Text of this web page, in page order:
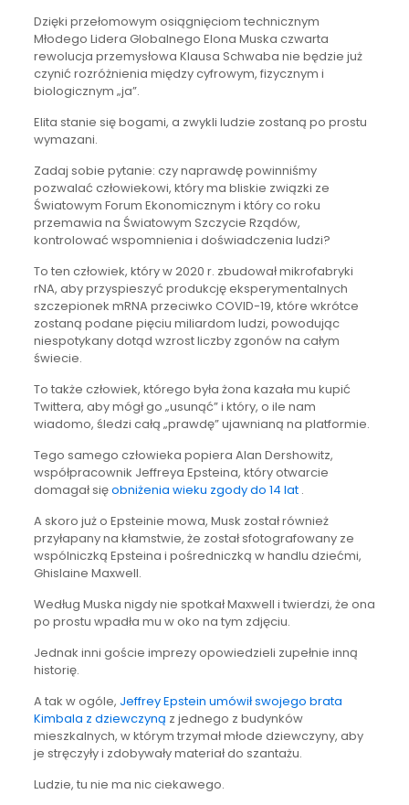
Dzięki przełomowym osiągnięciom technicznym
Młodego Lidera Globalnego Elona Muska czwarta
rewolucja przemysłowa Klausa Schwaba nie będzie już
czynić rozróżnienia między cyfrowym, fizycznym i
biologicznym „ja”.
Elita stanie się bogami, a zwykli ludzie zostaną po prostu
wymazani.
Zadaj sobie pytanie: czy naprawdę powinniśmy
pozwalać człowiekowi, który ma bliskie związki ze
Światowym Forum Ekonomicznym i który co roku
przemawia na Światowym Szczycie Rządów,
kontrolować wspomnienia i doświadczenia ludzi?
To ten człowiek, który w 2020 r. zbudował mikrofabryki
rNA, aby przyspieszyć produkcję eksperymentalnych
szczepionek mRNA przeciwko COVID-19, które wkrótce
zostaną podane pięciu miliardom ludzi, powodując
niespotykany dotąd wzrost liczby zgonów na całym
świecie.
To także człowiek, którego była żona kazała mu kupić
Twittera, aby mógł go „usunąć” i który, o ile nam
wiadomo, śledzi całą „prawdę” ujawnianą na platformie.
Tego samego człowieka popiera Alan Dershowitz,
współpracownik Jeffreya Epsteina, który otwarcie
domagał sięobniżenia wieku zgody do 14 lat.
A skoro już o Epsteinie mowa, Musk został również
przyłapany na kłamstwie, że został sfotografowany ze
wspólniczką Epsteina i pośredniczką w handlu dziećmi,
Ghislaine Maxwell.
Według Muska nigdy nie spotkał Maxwell i twierdzi, że ona
po prostu wpadła mu w oko na tym zdjęciu.
Jednak inni goście imprezy opowiedzieli zupełnie inną
historię.
A tak w ogóle, Jeffrey Epstein umówił swojego brata
Kimbala z dziewczyną z jednego z budynków
mieszkalnych, w którym trzymał młode dziewczyny, aby
je stręczyły i zdobywały materiał do szantażu.
Ludzie, tu nie ma nic ciekawego.